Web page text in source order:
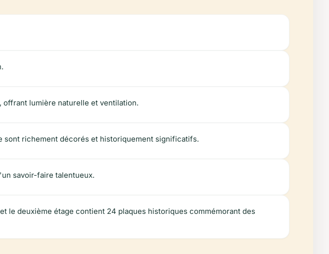
lumière naturelle et ventilation.
sont richement décorés et historiquement significatifs.
savoir-faire talentueux.
le deuxième étage contient 24 plaques historiques commémorant des